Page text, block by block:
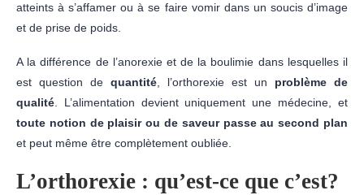
atteints à s’affamer ou à se faire vomir dans un soucis d’image
et de prise de poids.
A la différence de l’anorexie et de la boulimie dans lesquelles il
est question de quantité, l’orthorexie est un problème de
qualité. L’alimentation devient uniquement une médecine, et
toute notion de plaisir ou de saveur passe au second plan
et peut même être complètement oubliée.
L’orthorexie : qu’est-ce que c’est?